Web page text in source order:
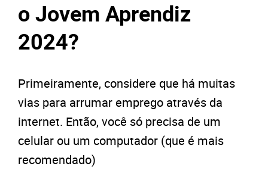
o Jovem Aprendiz
2024?
Primeiramente, considere que há muitas
vias para arrumar emprego através da
internet. Então, você só precisa de um
celular ou um computador (que é mais
recomendado)